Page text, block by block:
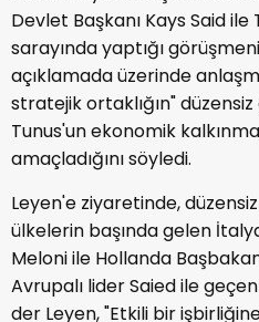
Devlet Başkanı Kays Said
sarayında yaptığı
açıklamada üzerinde
stratejik ortaklığın"
Tunus'un ekonomik
amaçladığını söyledi.
Leyen'e ziyaretinde,
ülkelerin başında gelen
Meloni ile Hollanda
Avrupalı lider Saied ile
der Leyen, "Etkili bir